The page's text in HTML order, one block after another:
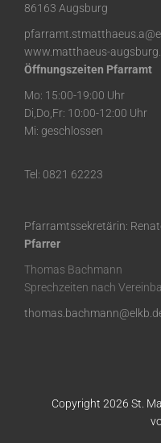
86163 Augsburg
www.matthaeus-
Öffnungszeiten
Mo: 15:00-19:00 Uhr
Di,Do,Fr: 10:00-12:00 Uhr
Mi: geschlossen
Tel: 0821 62223
Pfarramtssekretärin:
Pfarrer
Thomas Bachmann
Sprechzeiten nach
Copyright 2026 St.